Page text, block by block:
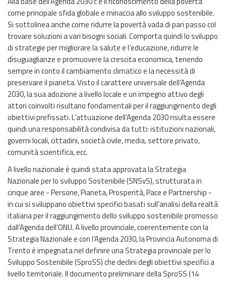
come principale sfida globale e minaccia allo sviluppo sostenibile.
Si sottolinea anche come ridurre la povertà vada di pari passo col
trovare soluzioni a vari bisogni sociali. Comporta quindi lo sviluppo
di strategie per migliorare la salute e l’educazione, ridurre le
disuguaglianze e promuovere la crescita economica, tenendo
sempre in conto il cambiamento climatico e la necessità di
preservare il pianeta. Visto il carattere universale dell’Agenda
2030, la sua adozione a livello locale e un impegno attivo degli
attori coinvolti risultano fondamentali per il raggiungimento degli
obiettivi prefissati. L’attuazione dell’Agenda 2030 risulta essere
quindi una responsabilità condivisa da tutti: istituzioni nazionali,
governi locali, cittadini, società civile, media, settore privato,
comunità scientifica, ecc.
A livello nazionale è quindi stata approvata la Strategia
Nazionale per lo sviluppo Sostenibile (SNSvS), strutturata in
cinque aree - Persone, Pianeta, Prosperità, Pace e Partnership -
in cui si sviluppano obiettivi specifici basati sull’analisi della realtà
italiana per il raggiungimento dello sviluppo sostenibile promosso
dall’Agenda dell’ONU. A livello provinciale, coerentemente con la
Strategia Nazionale e con l’Agenda 2030, la Provincia Autonoma di
Trento è impegnata nel definire una Strategia provinciale per lo
Sviluppo Sostenibile (SproSS) che declini degli obiettivi specifici a
livello territoriale. Il documento preliminare della SproSS (14